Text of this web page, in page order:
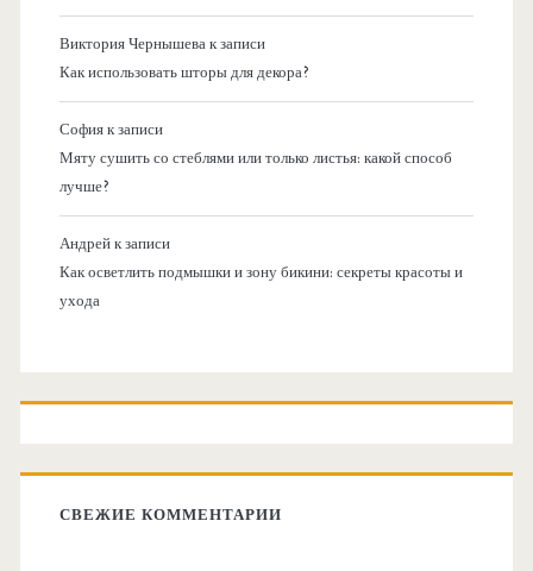
Виктория Чернышевак записи
Как использовать шторы для декора?
Софияк записи
Мяту сушить со стеблями или только листья: какой способ
лучше?
Андрейк записи
Как осветлить подмышки и зону бикини: секреты красоты и
ухода
СВЕЖИЕ КОММЕНТАРИИ